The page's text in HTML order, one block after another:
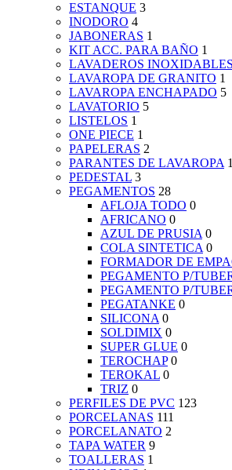
ESTANQUE 3
INODORO 4
JABONERAS 1
KIT ACC. PARA BAÑO 1
LAVADEROS INOXIDABLES
LAVAROPA DE GRANITO 1
LAVAROPA ENCHAPADO 5
LAVATORIO 5
LISTELOS 1
ONE PIECE 1
PAPELERAS 2
PARANTES DE LAVAROPA 1
PEDESTAL 3
PEGAMENTOS 28
AFLOJA TODO 0
AFRICANO 0
AZUL DE PRUSIA 0
COLA SINTETICA 0
FORMADOR DE
PEGAMENTO P/
PEGAMENTO P/
PEGATANKE 0
SILICONA 0
SOLDIMIX 0
SUPER GLUE 0
TEROCHAP 0
TEROKAL 0
TRIZ 0
PERFILES DE PVC 123
PORCELANAS 111
PORCELANATO 2
TAPA WATER 9
TOALLERAS 1